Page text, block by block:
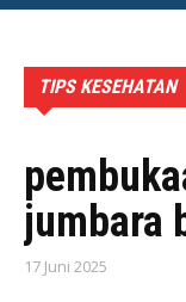
TIPS KESEHATAN
AKTIVITAS PMI BADUNG
jumbara
17 Juni 2025